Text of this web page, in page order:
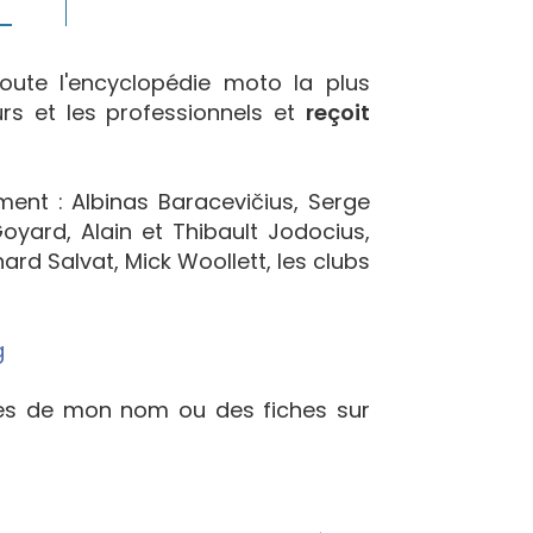
l'encyclopédie moto la plus
et les professionnels et reçoit
: Albinas Baracevičius, Serge
Alain et Thibault Jodocius,
Salvat, Mick Woollett, les clubs
de mon nom ou des fiches sur